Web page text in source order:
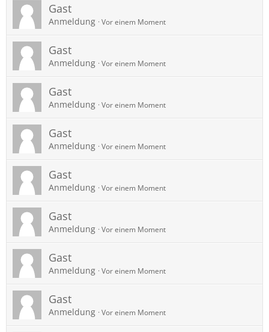
Gast
Anmeldung Vor einem Moment
Gast
Anmeldung Vor einem Moment
Gast
Anmeldung Vor einem Moment
Gast
Anmeldung Vor einem Moment
Gast
Anmeldung Vor einem Moment
Gast
Anmeldung Vor einem Moment
Gast
Anmeldung Vor einem Moment
Gast
Anmeldung Vor einem Moment